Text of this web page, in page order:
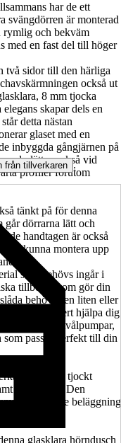
har de ett
svängdörren är monterad
rymlig och bekväm
med en fast del till höger
två sidor till den härliga
också ut
8 mm tjocka
skapar dels en
detta nästan
glaset med en
inbyggda gångjärnen på
underlättar också vid
profiler förutom
tänkt på för denna
går dörrarna lätt och
handtagen är också
bör kunna montera upp
som behövs ingår i
tillbehör som gör din
behöver en liten eller
säkert hjälpa dig
som tvålpumpar,
passar perfekt till din
av 8 mm tjockt
en fast del. Den
beläggning
glasklara hörndusch
från tillverkaren .